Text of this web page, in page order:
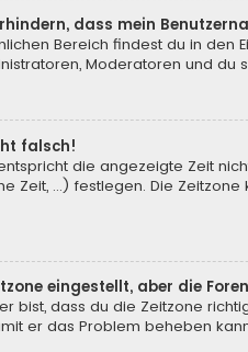
dass mein
Bereich findest du in den
Moderatoren und du
falsch!
die angezeigte Zeit
Zeit, ...) festlegen. Die
eingestellt, aber die
bist, dass du die Zeitzone
er das Problem beheben